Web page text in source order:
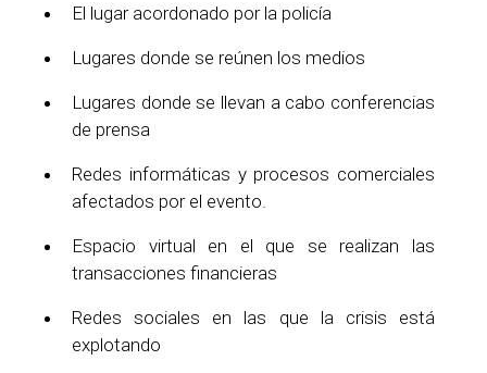
El lugar acordonado por la policía
Lugares donde se reúnen los medios
Lugares donde se llevan a cabo conferencias
de prensa
Redes informáticas y procesos comerciales
afectados por el evento.
Espacio virtual en el que se realizan las
transacciones financieras
Redes sociales en las que la crisis está
explotando